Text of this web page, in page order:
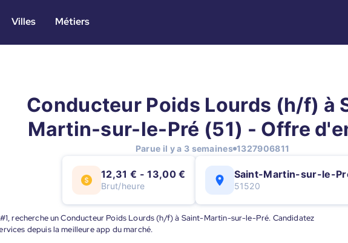
Villes Métiers
Conducteur Poids Lourds (h/f) à
Martin-sur-le-Pré (51) - Offre
Parue il y a 3 semaines 1327906811
12,31 € - 13,00 €
Brut/heure
Saint-Martin-sur-le-
51520
recherche un Conducteur Poids Lourds (h/f) à Saint-Martin-sur-le-Pré. Candidatez
depuis la meilleure app du marché.